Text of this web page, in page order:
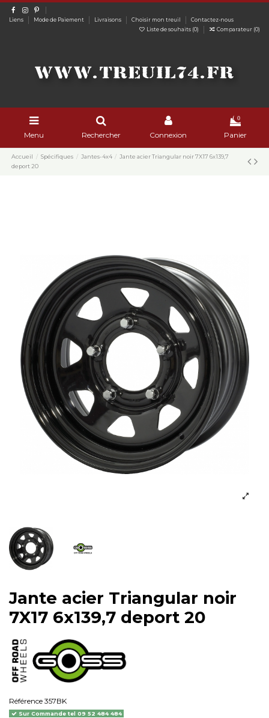
Liens Mode de Paiement Livraisons Choisir mon treuil
Contactez-nous
Liste de souhaits (0) Comparateur (0)
Menu Rechercher Connexion
0
Panier
Accueil Spécifiques Jantes-4x4
Jante acier Triangular noir 7X17 6x139,7
deport 20
Jante acier Triangular noir
7X17 6x139,7 deport 20
Référence 357BK
Sur Commande tel 09 52 484 484